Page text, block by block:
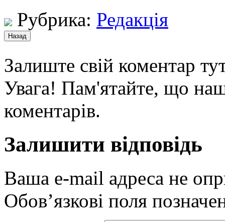
Рубрика: Редакція
Залиште свій коментар
Увага! Пам'ятайте, що
коментарів.
Залишити відповідь
Ваша e-mail адреса не
Обов’язкові поля